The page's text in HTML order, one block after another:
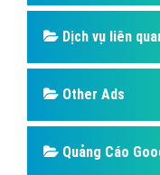
Dịch vụ liên
Other Ads
Quảng Cáo